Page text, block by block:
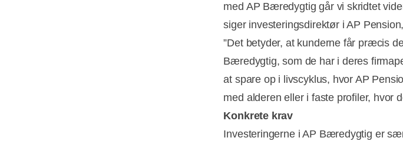
med AP Bæredygtig går vi skridtet
siger investeringsdirektør i AP
”Det betyder, at kunderne får præcis
Bæredygtig, som de har i deres
at spare op i livscyklus, hvor AP
med alderen eller i faste profiler, hvor
Konkrete krav
Investeringerne i AP Bæredygtig er